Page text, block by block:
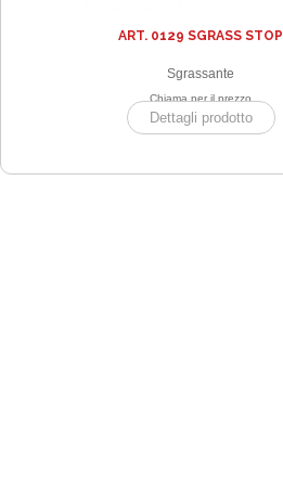
ART. 0129 SGRASS STOP
Sgrassante
Chiama per il prezzo
Dettagli prodotto